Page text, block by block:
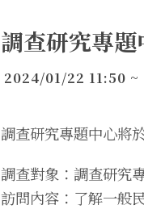
調查研究專
2024/01/22 11:50
調查研究專題中心將
調查對象：調查研究
訪問內容：了解一般